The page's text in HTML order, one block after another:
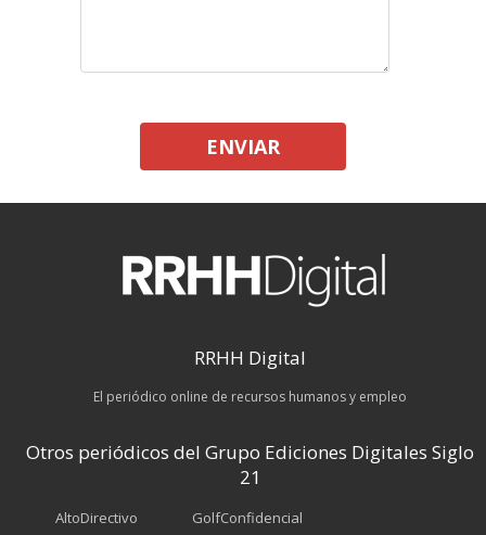
ENVIAR
RRHH Digital
El periódico online de recursos humanos y empleo
Otros periódicos del Grupo Ediciones Digitales Siglo
21
AltoDirectivo
GolfConfidencial